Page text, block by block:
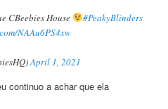
CBeebies House
#PeakyBlinders
NAAu6PS4xw
April 1, 2021
continuo a achar que ela